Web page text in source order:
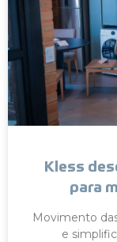
Kless
para
Movimento
e